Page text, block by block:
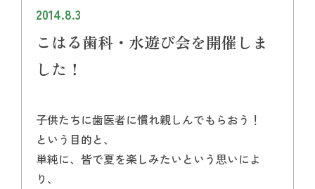
2014.8.3
こはる歯科・水遊び会を開催しま
した！
子供たちに歯医者に慣れ親しんでもらおう！
という目的と、
単純に、皆で夏を楽しみたいという思いによ
り、